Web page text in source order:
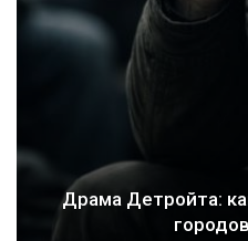
Драма Детройта: